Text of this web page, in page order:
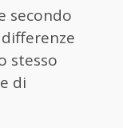
secondo
stesso
di